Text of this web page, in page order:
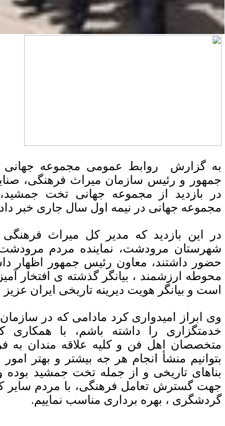
به گزارش روابط عمومی مجموعه
جمهور و رئیس سازمان میراث فرهنگی،
در بازدید از مجموعه جهانی تخت
مجموعه جهانی در نیمه اول سال جاری خبر
در این بازدید که مدیر کل میراث فرهنگی
شهرستان مرودشت، نماینده مردم
حضور داشتند، معاون رئیس جمهور اظهار
محوطه ارزشمند ، بیانگر گذشته ی افتخار
است و بیانگر هویت دیرینه تاریخی ایران
وی ابراز امیدواری کرد مادامی که در
خدمتگزاری را داشته باشم، با همکاری
متخصصان اهل فن و کلیه علاقه مندان به
بتوانیم منشأ انجام هر جه بیشتر و بهتر
بناهای تاریخی و از جمله تخت جمشید بوده
جهت گسترش تعامل فرهنگی، با مردم سایر
گردشگری ، بهره برداری مناسب نماییم.